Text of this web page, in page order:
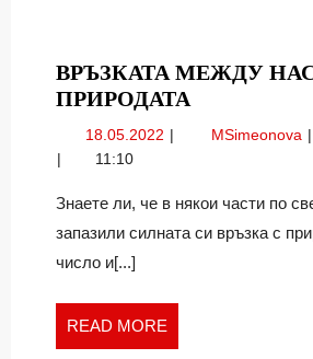
ВРЪЗКАТА МЕЖДУ
ПРИРОДАТА
МЕЖДУ
НАСЕКОМО
18.05.2022 18.05.2022MSimeonova
и
11:10
Знаете ли, че в някои части по
запазили силната си връзка с
число и[...]
READ MORE
MORE